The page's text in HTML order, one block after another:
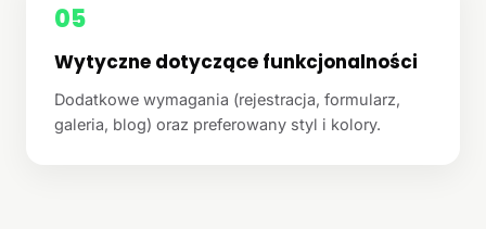
05
Wytyczne dotyczące funkcjonalności
Dodatkowe wymagania (rejestracja, formularz,
galeria, blog) oraz preferowany styl i kolory.